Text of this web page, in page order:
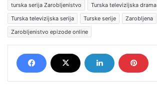
turska serija Zarobljenistvo
Turska televizijska drama
Turska televizijska serija
Turske serije Zarobljena
Zarobljenistvo epizode online